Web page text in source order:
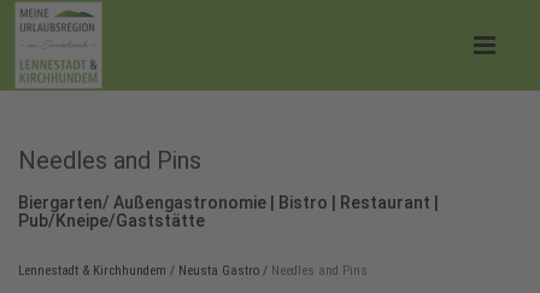
Needles and Pins
Biergarten/ Außengastronomie | Bistro | Restaurant |
Pub/Kneipe/Gaststätte
Lennestadt & Kirchhundem / Neusta Gastro / Needles and Pins